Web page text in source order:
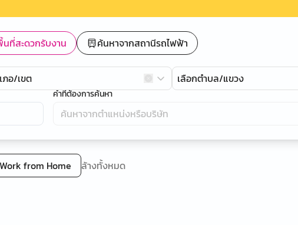
ที่สะดวกรับงาน ค้นหาจากสถานีรถไฟฟ้า
ภอ/เขต เลือกตำบล/แขวง
คำที่ต้องการค้นหา
Work from Home ล้างทั้งหมด